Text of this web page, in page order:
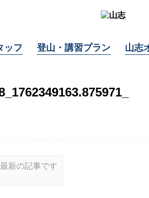
ッフ 登山・講習プラン 山志
最新の記事です